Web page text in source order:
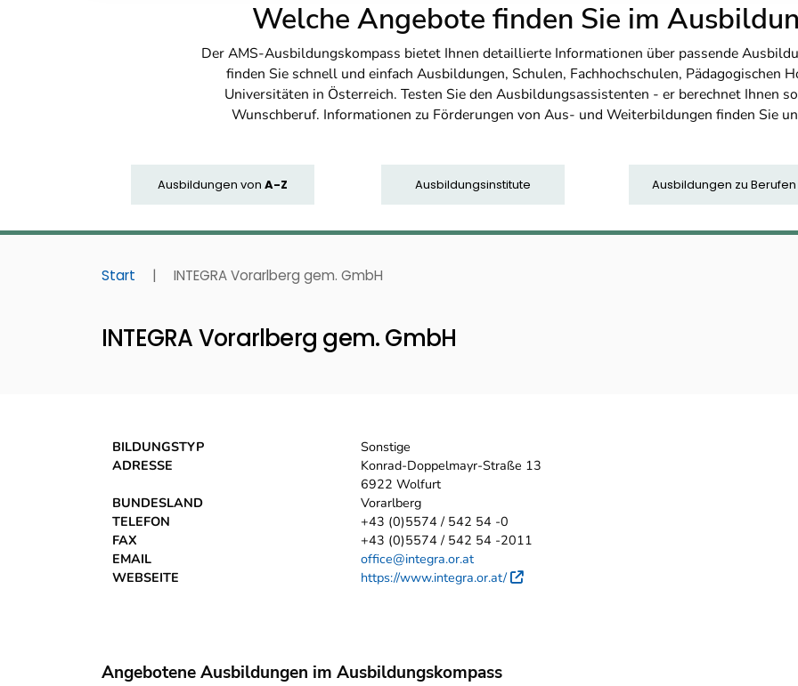
Welche Angebote finden Sie im
Der AMS-Ausbildungskompass bietet Ihnen detaillierte Informationen über passende
finden Sie schnell und einfach Ausbildungen, Schulen, Fachhochschulen, Pädagogischen
Universitäten in Österreich. Testen Sie den Ausbildungsassistenten - er berechnet Ihnen
Wunschberuf. Informationen zu Förderungen von Aus- und Weiterbildungen finden Sie
Ausbildungen von A-Z Ausbildungsinstitute Ausbildungen zu Berufen
Start | INTEGRA Vorarlberg gem. GmbH
INTEGRA Vorarlberg gem. GmbH
BILDUNGSTYP
Sonstige
ADRESSE
Konrad-Doppelmayr-Straße 13
6922 Wolfurt
BUNDESLAND
Vorarlberg
TELEFON
+43 (0)5574 / 542 54 -0
FAX
+43 (0)5574 / 542 54 -2011
EMAIL
office@integra.or.at
WEBSEITE
https://www.integra.or.at/ Externer Link
Angebotene Ausbildungen im Ausbildungskompass